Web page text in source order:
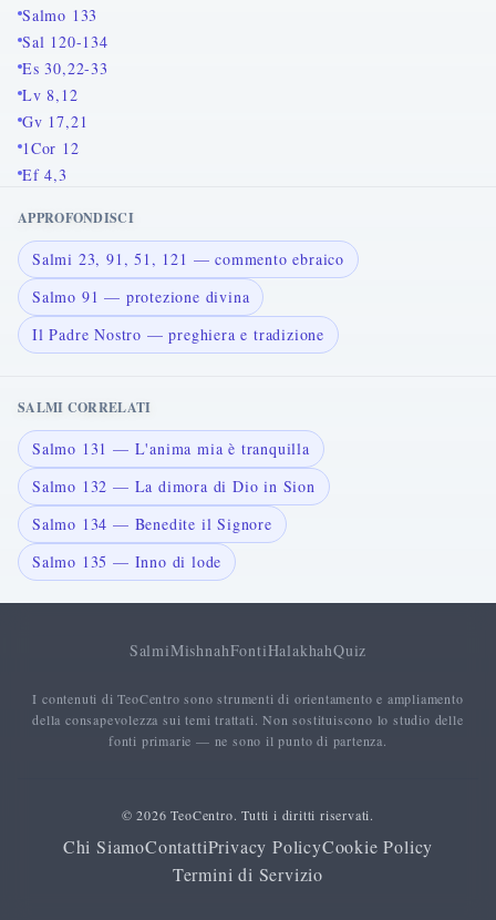
Salmo 133
Sal 120-134
Es 30,22-33
Lv 8,12
Gv 17,21
1Cor 12
Ef 4,3
APPROFONDISCI
Salmi 23, 91, 51, 121 — commento ebraico
Salmo 91 — protezione divina
Il Padre Nostro — preghiera e tradizione
SALMI CORRELATI
Salmo 131 — L'anima mia è tranquilla
Salmo 132 — La dimora di Dio in Sion
Salmo 134 — Benedite il Signore
Salmo 135 — Inno di lode
SalmiMishnahFontiHalakhahQuiz
I contenuti di TeoCentro sono strumenti di orientamento e ampliamento
della consapevolezza sui temi trattati. Non sostituiscono lo studio delle
fonti primarie — ne sono il punto di partenza.
© 2026 TeoCentro. Tutti i diritti riservati.
Chi SiamoContattiPrivacy PolicyCookie Policy
Termini di Servizio